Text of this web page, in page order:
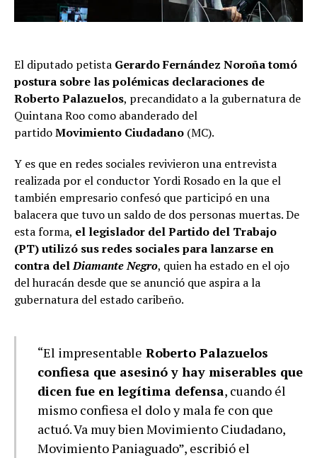
El diputado petista Gerardo Fernández Noroña tomó
postura sobre las polémicas declaraciones de
Roberto Palazuelos, precandidato a la gubernatura de
Quintana Roo como abanderado del
partidoMovimiento Ciudadano (MC).
Y es que en redes sociales revivieron una entrevista
realizada por el conductor Yordi Rosado en la que el
también empresario confesó que participó en una
balacera que tuvo un saldo de dos personas muertas. De
esta forma, el legislador del Partido del Trabajo
(PT) utilizó sus redes sociales para lanzarse en
contra delDiamante Negro, quien ha estado en el ojo
del huracán desde que se anunció que aspira a la
gubernatura del estado caribeño.
“El impresentable Roberto Palazuelos
confiesa que asesinó y hay miserables que
dicen fue en legítima defensa, cuando él
mismo confiesa el dolo y mala fe con que
actuó. Va muy bien Movimiento Ciudadano,
Movimiento Paniaguado”, escribió el